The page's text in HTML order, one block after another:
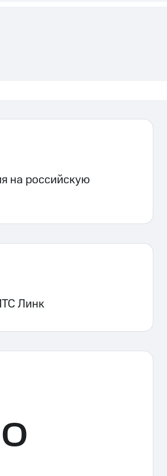
на российскую
Линк